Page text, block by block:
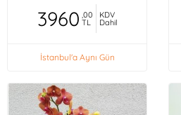
3960 ,00
TL
KDV
Dahil
İstanbul'a Aynı Gün